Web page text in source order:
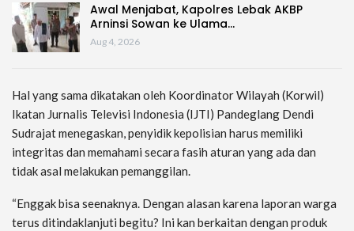
Awal Menjabat, Kapolres Lebak AKBP
Arninsi Sowan ke Ulama…
Aug 4, 2026
Hal yang sama dikatakan oleh Koordinator Wilayah (Korwil)
Ikatan Jurnalis Televisi Indonesia (IJTI) Pandeglang Dendi
Sudrajat menegaskan, penyidik kepolisian harus memiliki
integritas dan memahami secara fasih aturan yang ada dan
tidak asal melakukan pemanggilan.
“Enggak bisa seenaknya. Dengan alasan karena laporan warga
terus ditindaklanjuti begitu? Ini kan berkaitan dengan produk